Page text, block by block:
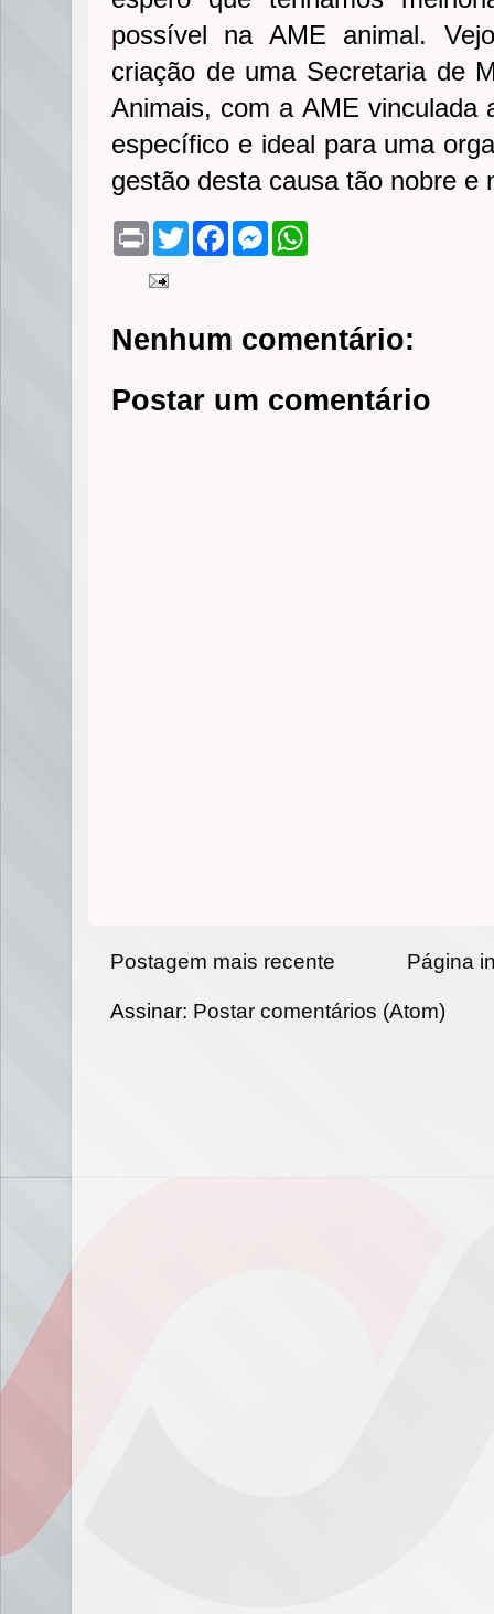
possível na AME animal.
criação de uma Secretaria de
Animais, com a AME vinculada
específico e ideal para uma
gestão desta causa tão nobre e
P
n
T
w
r
F
o
k
M
g
e
p
p
Nenhum comentário:
Postar um comentário
Postagem mais recente Página
Assinar: Postar comentários (Atom)